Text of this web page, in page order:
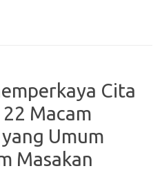
Cita
Macam
Umum
Masakan